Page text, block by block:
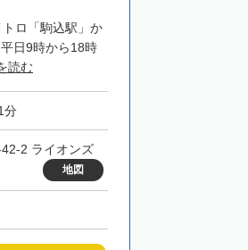
ロ「駒込駅」か
日9時から18時
読む
分
2 ライオンズ
地図